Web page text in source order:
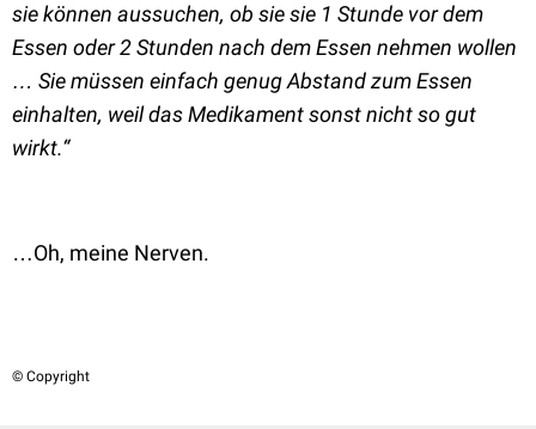
sie können aussuchen, ob sie sie 1 Stunde vor dem
Essen oder 2 Stunden nach dem Essen nehmen wollen
… Sie müssen einfach genug Abstand zum Essen
einhalten, weil das Medikament sonst nicht so gut
wirkt.“
…Oh, meine Nerven.
© Copyright